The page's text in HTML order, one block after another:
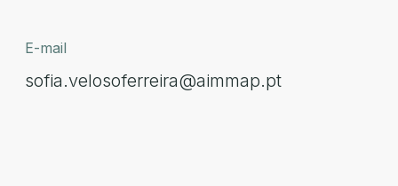
E-mail
sofia.velosoferreira@aimmap.pt